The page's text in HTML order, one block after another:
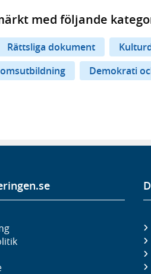
med följande
Rättsliga dokument
Demokrati